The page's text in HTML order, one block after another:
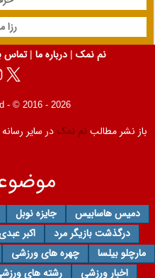
رزا
نم نمک | درباره ما | تماس
- © 2016 - 2026
باز نشر مطالبنم نمکدر سایر
دمیس هاسابیس جایزه نوبل
درگذشت بازیگر مرد
اکبر
مارچلو بیلسا
چهره های ورزشی
اخبار ورزشی
رشته های